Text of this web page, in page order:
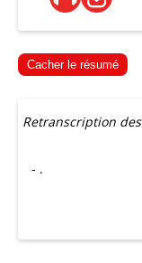
Cacher le résumé
Retranscription
- .